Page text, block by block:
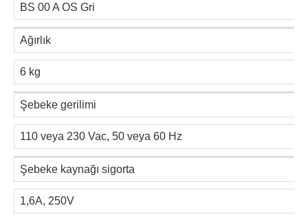
BS 00 A OS Gri
Ağırlık
6 kg
Şebeke gerilimi
110 veya 230 Vac, 50 veya 60 Hz
Şebeke kaynağı sigorta
1,6A, 250V